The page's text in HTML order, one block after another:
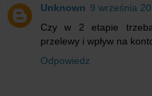
Unknown 9 września
Czy w 2 etapie
przelewy i wpływ na
Odpowiedz